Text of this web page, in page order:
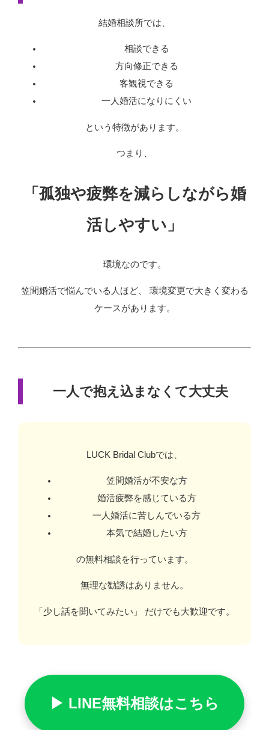
結婚相談所では、
相談できる
方向修正できる
客観視できる
一人婚活になりにくい
という特徴があります。
つまり、
「孤独や疲弊を減らしながら婚
活しやすい」
環境なのです。
笠間婚活で悩んでいる人ほど、 環境変更で大きく変わる
ケースがあります。
一人で抱え込まなくて大丈夫
LUCK Bridal Clubでは、
笠間婚活が不安な方
婚活疲弊を感じている方
一人婚活に苦しんでいる方
本気で結婚したい方
の無料相談を行っています。
無理な勧誘はありません。
「少し話を聞いてみたい」 だけでも大歓迎です。
▶ LINE無料相談はこちら